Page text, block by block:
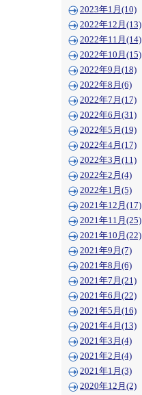
2023年1月(10)
2022年12月(13)
2022年11月(14)
2022年10月(15)
2022年9月(18)
2022年8月(6)
2022年7月(17)
2022年6月(31)
2022年5月(19)
2022年4月(17)
2022年3月(11)
2022年2月(4)
2022年1月(5)
2021年12月(17)
2021年11月(25)
2021年10月(22)
2021年9月(7)
2021年8月(6)
2021年7月(21)
2021年6月(22)
2021年5月(16)
2021年4月(13)
2021年3月(4)
2021年2月(4)
2021年1月(3)
2020年12月(2)